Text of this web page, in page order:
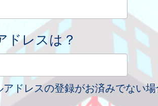
ドレスは？
アドレスの登録がお済みでない